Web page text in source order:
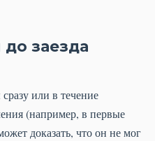
заезда
или в течение
(например, в первые
доказать, что он не мог